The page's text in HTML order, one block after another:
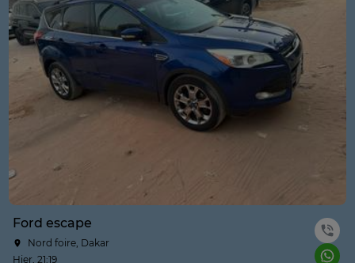
Ford escape
Nord foire, Dakar
Hier, 21:19